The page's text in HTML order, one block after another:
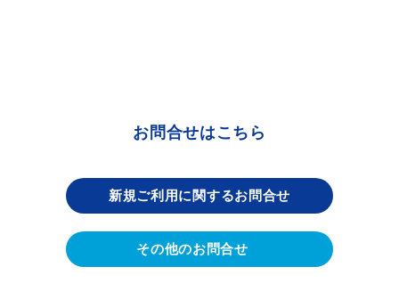
お問合せはこちら
03-5577-2023
お問合せはこちら
新規ご利用に関するお問合せ
その他のお問合せ